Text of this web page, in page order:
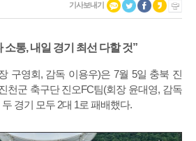
기사보내기
소통, 내일 경기 최선 다할 것”
구영회, 감독 이용우)은 7월 5일 충북 진
천군 축구단 진오FC팀(회장 윤대영, 감독
경기 모두 2대 1로 패배했다.